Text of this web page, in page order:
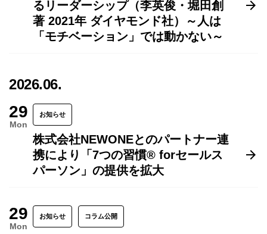
るリーダーシップ（李英俊・堀田創
著 2021年 ダイヤモンド社）～人は
「モチベーション」では動かない～
2026.06.
29
Mon
お知らせ
株式会社NEWONEとのパートナー連
携により「7つの習慣® forセールス
パーソン」の提供を拡大
29
Mon
お知らせ コラム公開